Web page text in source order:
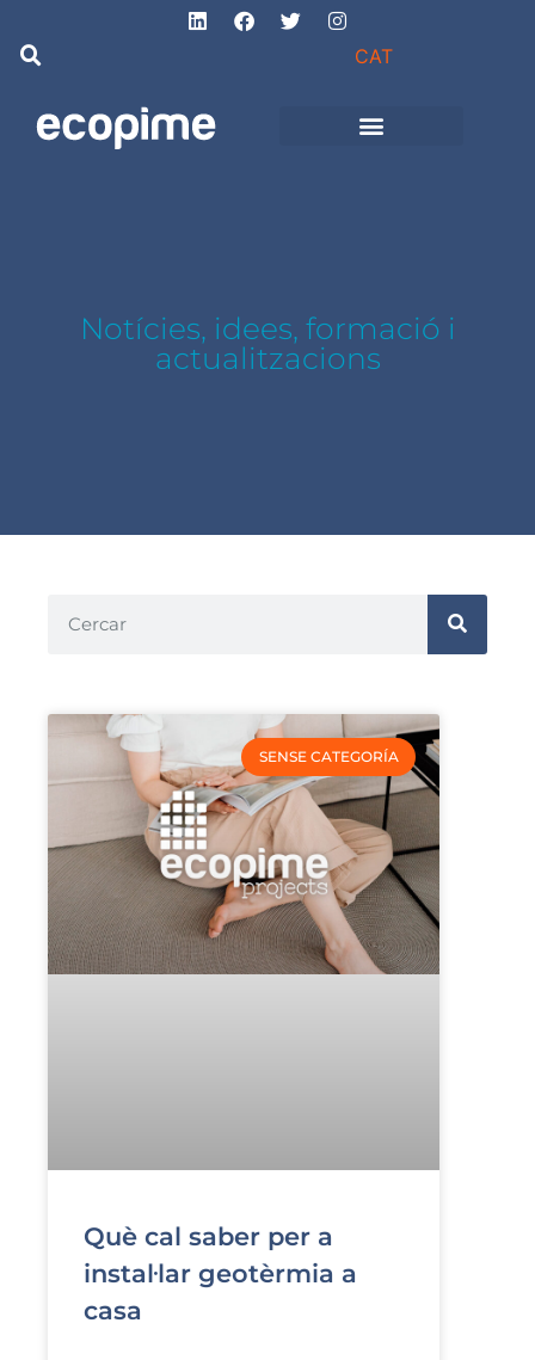
CAT
Notícies, idees, formació i
actualitzacions
SENSE CATEGORÍA
Què cal saber per a
instal·lar geotèrmia a
casa